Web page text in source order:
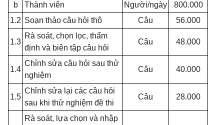
b
Thành viên Người/ngày
800.000
1.2 Soạn thảo câu hỏi thô Câu 56.000
1.3
Rà soát, chọn lọc, thẩm
định và biên tập câu hỏi
Câu 48.000
1.4
Chỉnh sửa câu hỏi sau thử
nghiệm
Câu 40.000
1.5
Chỉnh sửa lại các câu hỏi
sau khi thử nghiệm đề thi
Câu 28.000
Rà soát, lựa chọn và nhập